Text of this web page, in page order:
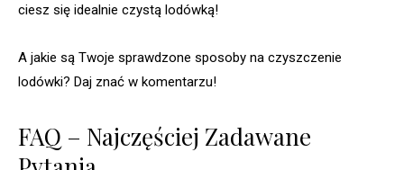
ciesz się idealnie czystą lodówką!
A jakie są Twoje sprawdzone sposoby na czyszczenie
lodówki? Daj znać w komentarzu!
FAQ – Najczęściej Zadawane